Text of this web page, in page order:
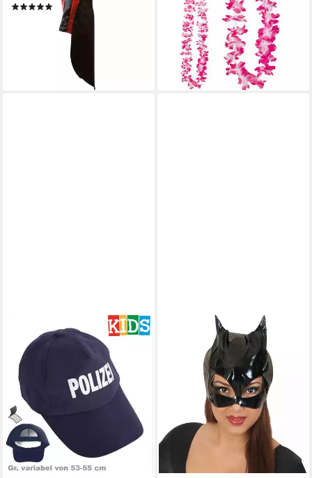
(1)
UVP39,99 €
lieferbar - in 6-7 Werktagen bei dir
2,49 €
lieferbar - in 4-5 Werktagen bei dir
Polizei-Kostüm Kinder Polizei
Basecap Mütze Caps Karneval
Fasching Gr. 53 - 55 cm
8,99 €
lieferbar - in 6-7 Werktagen bei dir